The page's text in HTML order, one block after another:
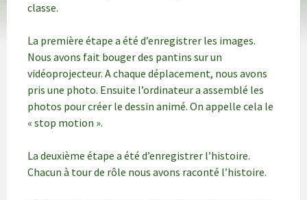
classe.
La première étape a été d’enregistrer les images.
Nous avons fait bouger des pantins sur un
vidéoprojecteur. A chaque déplacement, nous avons
pris une photo. Ensuite l’ordinateur a assemblé les
photos pour créer le dessin animé. On appelle cela le
« stop motion ».
La deuxième étape a été d’enregistrer l’histoire.
Chacun à tour de rôle nous avons raconté l’histoire.